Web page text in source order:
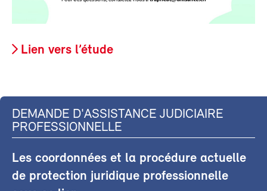
Lien vers l’étude
DEMANDE D'ASSISTANCE JUDICIAIRE
PROFESSIONNELLE
Les coordonnées et la procédure actuelle
de protection juridique professionnelle